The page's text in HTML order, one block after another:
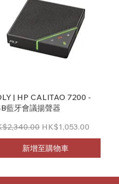
快速瀏覽
| HP CALITAO 7200 -
藍牙會議揚聲器
價格
促銷價格
HK$1,053.00
新增至購物車